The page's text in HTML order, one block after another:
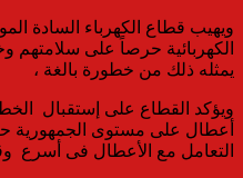
ويهيب قطاع الكهرباء السادة
الكهربائية حرصاً على سلامتهم
يمثله ذلك من خطورة بالغة ،
أعطال على مستوى الجمهورية
التعامل مع الأعطال فى أسرع